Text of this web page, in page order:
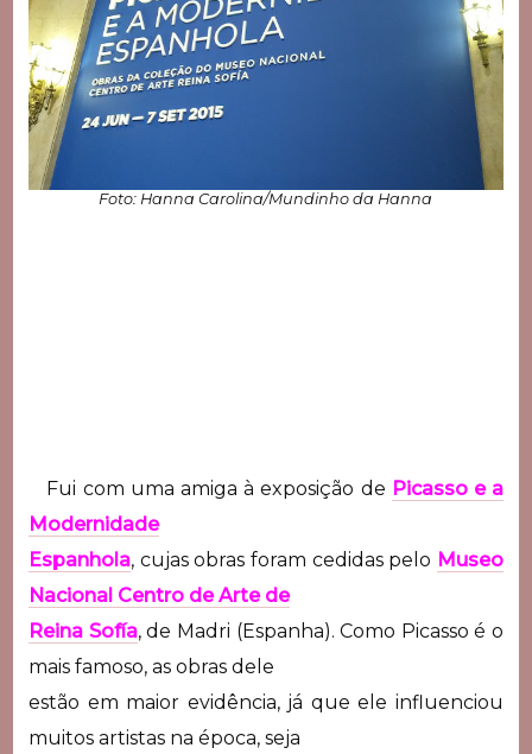
Foto: Hanna Carolina/Mundinho da Hanna
Fui com uma amiga à exposição de Picasso e a
Modernidade
Espanhola, cujas obras foram cedidas pelo Museo
Nacional Centro de Arte de
Reina Sofía, de Madri (Espanha). Como Picasso é o
mais famoso, as obras dele
estão em maior evidência, já que ele influenciou
muitos artistas na época, seja